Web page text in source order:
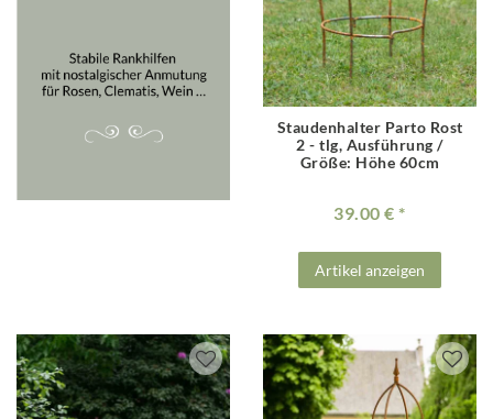
Staudenhalter Parto Rost
2 - tlg, Ausführung /
Größe: Höhe 60cm
39.00 €
Artikel anzeigen